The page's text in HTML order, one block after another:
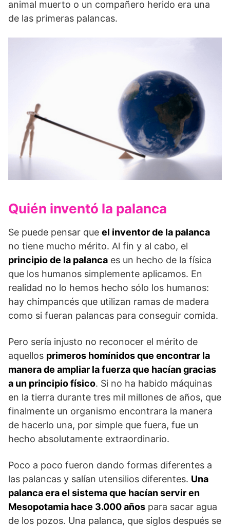
animal muerto o un compañero herido era una
de las primeras palancas.
Quién inventó la palanca
Se puede pensar que el inventor de la palanca
no tiene mucho mérito. Al fin y al cabo, el
principio de la palanca es un hecho de la física
que los humanos simplemente aplicamos. En
realidad no lo hemos hecho sólo los humanos:
hay chimpancés que utilizan ramas de madera
como si fueran palancas para conseguir comida.
Pero sería injusto no reconocer el mérito de
aquellos primeros homínidos que encontrar la
manera de ampliar la fuerza que hacían gracias
a un principio físico. Si no ha habido máquinas
en la tierra durante tres mil millones de años, que
finalmente un organismo encontrara la manera
de hacerlo una, por simple que fuera, fue un
hecho absolutamente extraordinario.
Poco a poco fueron dando formas diferentes a
las palancas y salían utensilios diferentes. Una
palanca era el sistema que hacían servir en
Mesopotamia hace 3.000 años para sacar agua
de los pozos. Una palanca, que siglos después se